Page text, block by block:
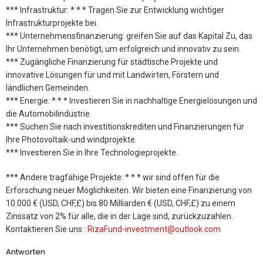
*** Infrastruktur: * * * Tragen Sie zur Entwicklung wichtiger
Infrastrukturprojekte bei.
*** Unternehmensfinanzierung: greifen Sie auf das Kapital Zu, das
Ihr Unternehmen benötigt, um erfolgreich und innovativ zu sein.
*** Zugängliche Finanzierung für städtische Projekte und
innovative Lösungen für und mit Landwirten, Förstern und
ländlichen Gemeinden.
*** Energie: * * * Investieren Sie in nachhaltige Energielösungen und
die Automobilindustrie.
*** Suchen Sie nach investitionskrediten und Finanzierungen für
Ihre Photovoltaik-und windprojekte.
*** Investieren Sie in Ihre Technologieprojekte.
*** Andere tragfähige Projekte: * * * wir sind offen für die
Erforschung neuer Möglichkeiten. Wir bieten eine Finanzierung von
10.000 € (USD, CHF,£) bis 80 Milliarden € (USD, CHF,£) zu einem
Zinssatz von 2% für alle, die in der Lage sind, zurückzuzahlen.
Kontaktieren Sie uns : RizaFund-investment@outlook.com
Antworten